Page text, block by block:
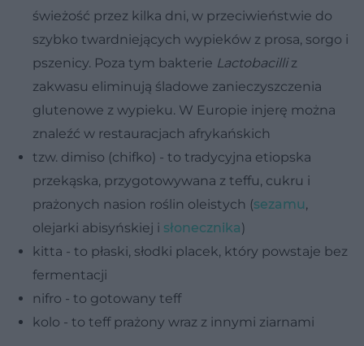
świeżość przez kilka dni, w przeciwieństwie do
szybko twardniejących wypieków z prosa, sorgo i
pszenicy. Poza tym bakterie Lactobacilliz
zakwasu eliminują śladowe zanieczyszczenia
glutenowe z wypieku. W Europie injerę można
znaleźć w restauracjach afrykańskich
tzw. dimiso (chifko) - to tradycyjna etiopska
przekąska, przygotowywana z teffu, cukru i
prażonych nasion roślin oleistych (sezamu,
olejarki abisyńskiej i słonecznika)
kitta - to płaski, słodki placek, który powstaje bez
fermentacji
nifro - to gotowany teff
kolo - to teff prażony wraz z innymi ziarnami